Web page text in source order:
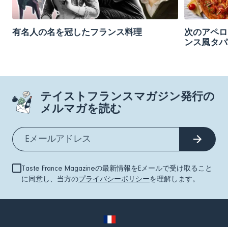
有名人の名を冠したフランス料理
次のアペ
ンス風タ
テイストフランスマガジン発行の
メルマガを読む
Taste France Magazineの最新情報をEメールで受け取ること
に同意し、当方のプライバシーポリシーを理解します。